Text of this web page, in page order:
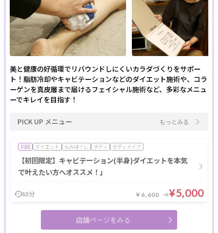
美と健康の好循環でリバウンドしにくいカラダづくりをサポー
ト！脂肪冷却やキャビテーションなどのダイエット施術や、コラ
ーゲンを真皮層まで届けるフェイシャル施術など、多彩なメニュ
ーでキレイを目指す！
PICK UP メニュー もっとみる
初回 ダイエット もみほぐし ボディ ボディメイク
【初回限定】キャビテーション(半身)ダイエットを本気
で叶えたい方へオススメ！」
60分 ￥6,600 ¥5,000
店舗ページをみる